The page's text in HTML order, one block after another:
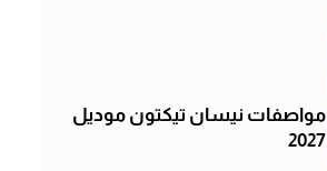
مواصفات نيسان تيكتون موديل
2027